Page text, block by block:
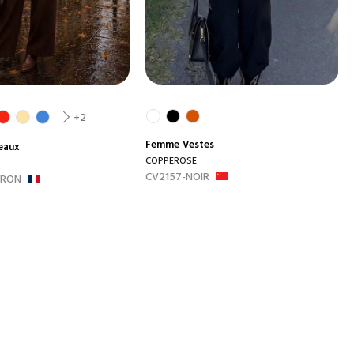
+2
FemmeVestes
COPPEROSE
CV2157-NOIR